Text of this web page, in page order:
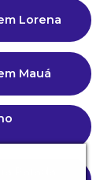
Lorena
Mauá
Parada